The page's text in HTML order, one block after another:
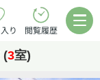
り 閲覧履歴
(3室)